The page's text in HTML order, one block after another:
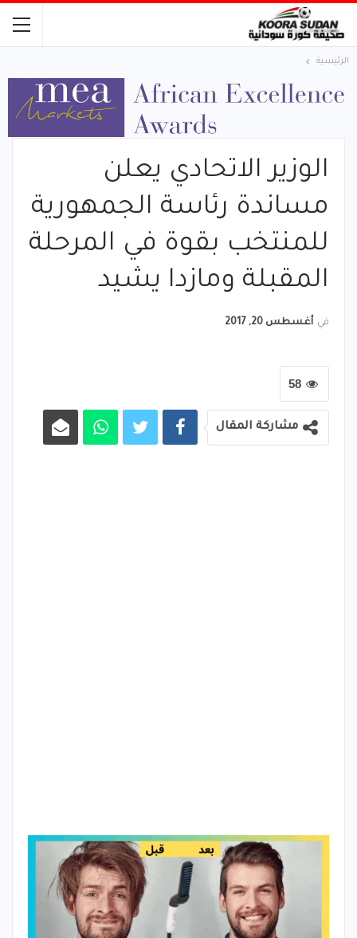
الرئيسية
الوزير الاتحادي يعلن
مساندة رئاسة الجمهورية
للمنتخب بقوة في المرحلة
المقبلة ومازدا يشيد
في أغسطس 20, 2017
58
مشاركة المقال